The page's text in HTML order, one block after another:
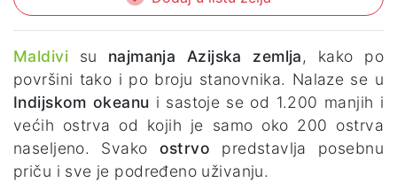
Maldivi su najmanja Azijska zemlja, kako po
površini tako i po broju stanovnika. Nalaze se u
Indijskom okeanu i sastoje se od 1.200 manjih i
većih ostrva od kojih je samo oko 200 ostrva
naseljeno. Svako ostrvo predstavlja posebnu
priču i sve je podređeno uživanju.